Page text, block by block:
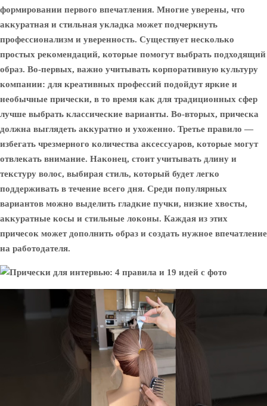
формировании первого впечатления. Многие уверены, что
аккуратная и стильная укладка может подчеркнуть
профессионализм и уверенность. Существует несколько
простых рекомендаций, которые помогут выбрать подходящий
образ. Во-первых, важно учитывать корпоративную культуру
компании: для креативных профессий подойдут яркие и
необычные прически, в то время как для традиционных сфер
лучше выбрать классические варианты. Во-вторых, прическа
должна выглядеть аккуратно и ухоженно. Третье правило —
избегать чрезмерного количества аксессуаров, которые могут
отвлекать внимание. Наконец, стоит учитывать длину и
текстуру волос, выбирая стиль, который будет легко
поддерживать в течение всего дня. Среди популярных
вариантов можно выделить гладкие пучки, низкие хвосты,
аккуратные косы и стильные локоны. Каждая из этих
причесок может дополнить образ и создать нужное впечатление
на работодателя.